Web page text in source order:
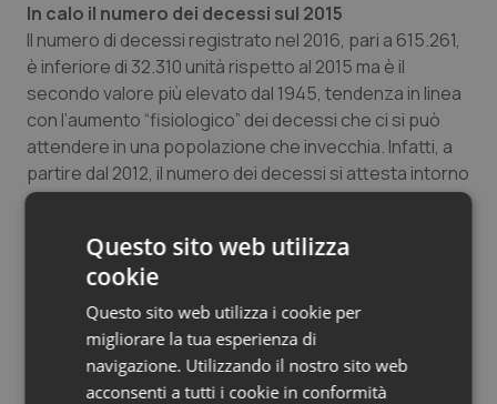
In calo il numero dei decessi sul 2015
Il numero di decessi registrato nel 2016, pari a 615.261,
è inferiore di 32.310 unità rispetto al 2015 ma è il
secondo valore più elevato dal 1945, tendenza in linea
con l’aumento “fisiologico” dei decessi che ci si può
attendere in una popolazione che invecchia. Infatti, a
partire dal 2012, il numero dei decessi si attesta intorno
a 600 mila ogni anno, salvo oscillazioni congiunturali. Si
incremento, come è stato il 2015, è frequente che si
registri un successivo decremento.
Analizzando l’andamento mensile della mortalità, e
confrontandolo con i quattro anni precedenti (2012-
2015), si può osservare come in tutti mesi, tranne
Questo sito web utilizza
cookie
Questo sito web utilizza i cookie per
migliorare la tua esperienza di
navigazione. Utilizzando il nostro sito web
acconsenti a tutti i cookie in conformità